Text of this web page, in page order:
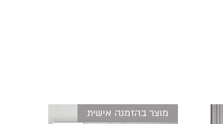
מוצר בהזמנה אישית